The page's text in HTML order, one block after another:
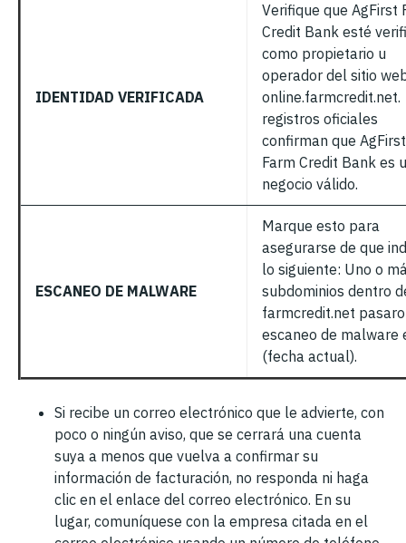
IDENTIDAD VERIFICADA
Verifique que AgFirst
Credit Bank esté
como propietario u
operador del sitio
online.farmcredit.net.
registros oficiales
confirman que AgFirst
Farm Credit Bank es
negocio válido.
ESCANEO DE MALWARE
Marque esto para
asegurarse de que
lo siguiente: Uno o
subdominios dentro
farmcredit.net
escaneo de malware
(fecha actual).
Si recibe un correo electrónico que le advierte, con
poco o ningún aviso, que se cerrará una cuenta
suya a menos que vuelva a confirmar su
información de facturación, no responda ni haga
clic en el enlace del correo electrónico. En su
lugar, comuníquese con la empresa citada en el